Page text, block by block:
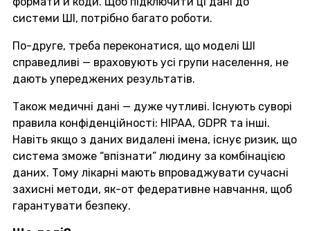
системи ШІ, потрібно багато роботи.
По-друге, треба переконатися, що моделі ШІ
справедливі — враховують усі групи населення, не
дають упереджених результатів.
Також медичні дані — дуже чутливі. Існують суворі
правила конфіденційності: HIPAA, GDPR та інші.
Навіть якщо з даних видалені імена, існує ризик, що
система зможе “впізнати” людину за комбінацією
даних. Тому лікарні мають впроваджувати сучасні
захисні методи, як-от федеративне навчання, щоб
гарантувати безпеку.